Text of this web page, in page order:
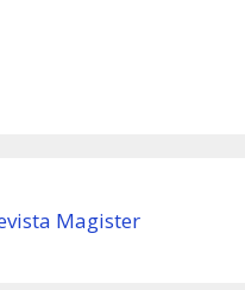
Magister